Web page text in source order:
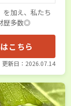
を加え、私たち
歴多数◎
こちら
更新日：2026.07.14